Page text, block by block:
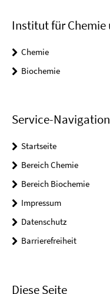
Institut für Chemie
Chemie
Biochemie
Service-Navigation
Startseite
Bereich Chemie
Bereich Biochemie
Impressum
Datenschutz
Barrierefreiheit
Diese Seite